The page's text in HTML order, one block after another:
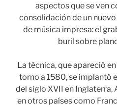
aspectos que se ven
consolidación de un
de música impresa: el
buril sobre
La técnica, que apareció
torno a 1580, se implantó
del siglo XVII en Inglaterra,
en otros países como